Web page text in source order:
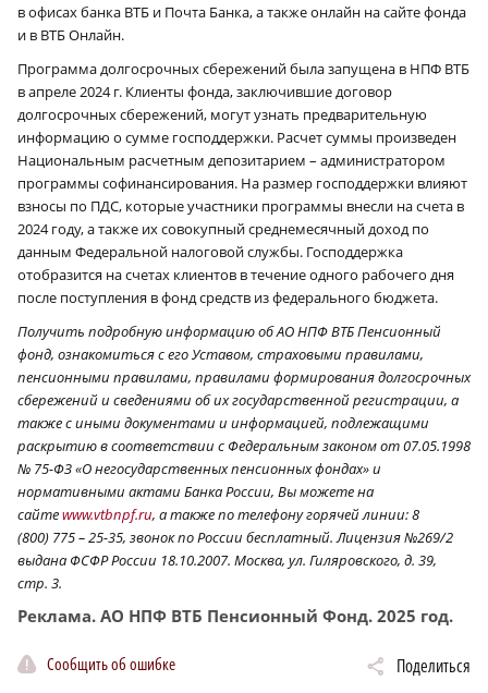
в офисах банка ВТБ и Почта Банка, а также онлайн на сайте фонда
и в ВТБ Онлайн.
Программа долгосрочных сбережений была запущена в НПФ ВТБ
в апреле 2024 г. Клиенты фонда, заключившие договор
долгосрочных сбережений, могут узнать предварительную
информацию о сумме господдержки. Расчет суммы произведен
Национальным расчетным депозитарием – администратором
программы софинансирования. На размер господдержки влияют
взносы по ПДС, которые участники программы внесли на счета в
2024 году, а также их совокупный среднемесячный доход по
данным Федеральной налоговой службы. Господдержка
отобразится на счетах клиентов в течение одного рабочего дня
после поступления в фонд средств из федерального бюджета.
Получить подробную информацию об АО НПФ ВТБ Пенсионный
фонд, ознакомиться с его Уставом, страховыми правилами,
пенсионными правилами, правилами формирования долгосрочных
сбережений и сведениями об их государственной регистрации, а
также с иными документами и информацией, подлежащими
раскрытию в соответствии с Федеральным законом от 07.05.1998
№ 75-ФЗ «О негосударственных пенсионных фондах» и
нормативными актами Банка России, Вы можете на
сайтеwww.vtbnpf.ru, а также по телефону горячей линии: 8
(800) 775 – 25-35, звонок по России бесплатный. Лицензия №269/2
выдана ФСФР России 18.10.2007. Москва, ул. Гиляровского, д. 39,
стр. 3.
Реклама. АО НПФ ВТБ Пенсионный Фонд. 2025 год.
Сообщить об ошибке Поделиться